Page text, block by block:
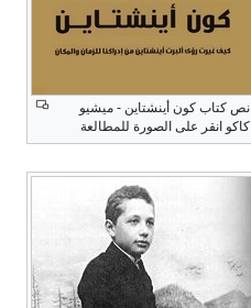
نص كتاب كون أينشتاين - ميشيو
كاكو انقر على الصورة للمطالعة